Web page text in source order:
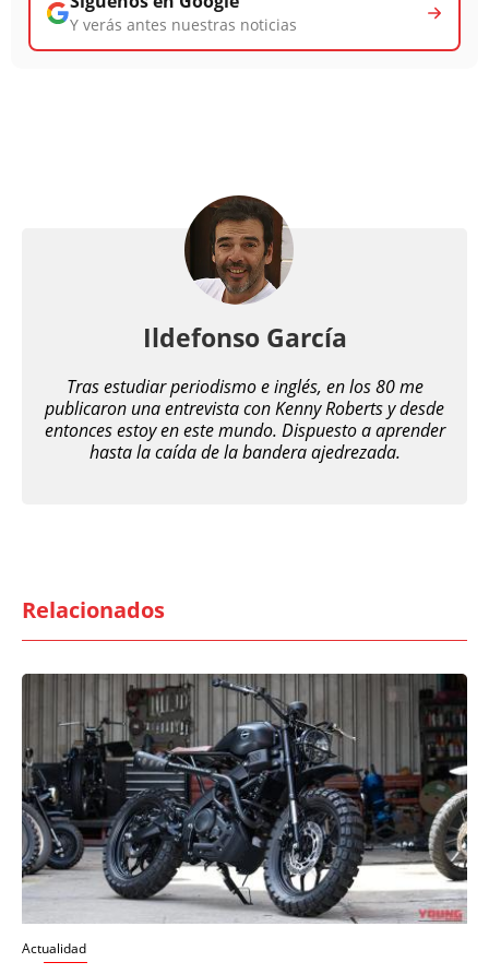
Y verás antes nuestras noticias
Ildefonso García
Tras estudiar periodismo e inglés, en los 80 me
publicaron una entrevista con Kenny Roberts y desde
entonces estoy en este mundo. Dispuesto a aprender
hasta la caída de la bandera ajedrezada.
Relacionados
Actualidad